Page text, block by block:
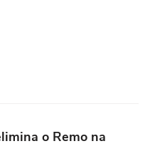
o Remo na